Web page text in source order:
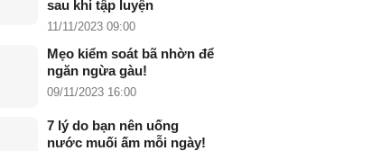
sau khi tập luyện
11/11/2023 09:00
Mẹo kiểm soát bã nhờn để
ngăn ngừa gàu!
09/11/2023 16:00
7 lý do bạn nên uống
nước muối ấm mỗi ngày!